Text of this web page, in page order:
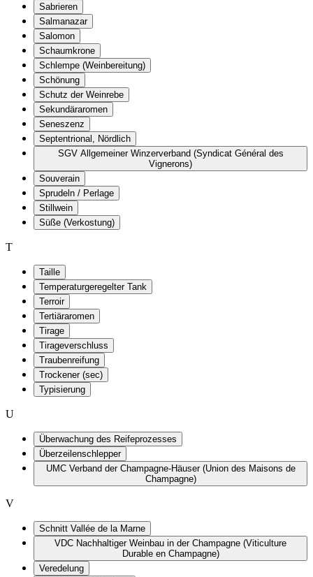
Sabrieren
Salmanazar
Salomon
Schaumkrone
Schlempe (Weinbereitung)
Schönung
Schutz der Weinrebe
Sekundäraromen
Seneszenz
Septentrional, Nördlich
SGV Allgemeiner Winzerverband (Syndicat Général des
Vignerons)
Souverain
Sprudeln / Perlage
Stillwein
Süße (Verkostung)
T
Taille
Temperaturgeregelter Tank
Terroir
Tertiäraromen
Tirage
Tirageverschluss
Traubenreifung
Trockener (sec)
Typisierung
U
Überwachung des Reifeprozesses
Überzeilenschlepper
UMC Verband der Champagne-Häuser (Union des Maisons de
Champagne)
V
Schnitt Vallée de la Marne
VDC Nachhaltiger Weinbau in der Champagne (Viticulture
Durable en Champagne)
Veredelung